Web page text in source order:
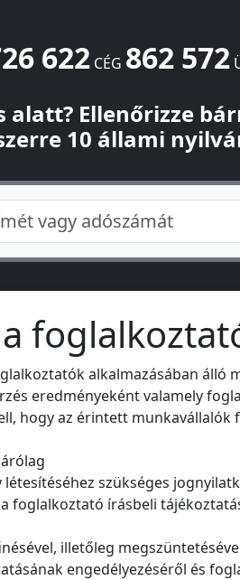
622CÉG 862 572
alatt? Ellenőrizze
10 állami
alkalmazásában álló
eredményeként valamely
hogy az érintett munkavállalók
szükséges
foglalkoztató írásbeli
illetőleg
engedélyezéséről és